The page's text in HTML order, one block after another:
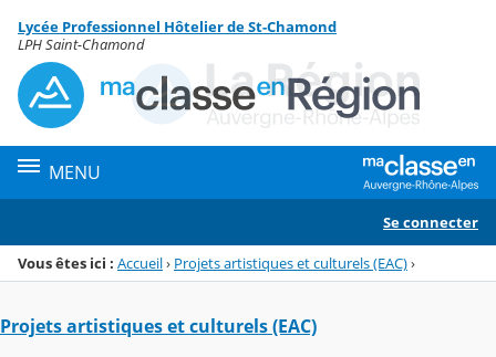
Menu de la rubrique
Contenu
Lycée Professionnel Hôtelier de St-Chamond
LPH Saint-Chamond
MENU
Se connecter
Vous êtes ici : Accueil› Projets artistiques et culturels (EAC)›
Projets artistiques et culturels (EAC)